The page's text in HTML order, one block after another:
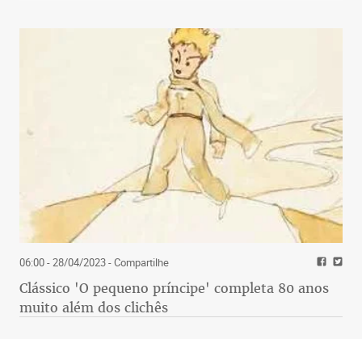
06:00 - 28/04/2023- Compartilhe
Clássico 'O pequeno príncipe' completa 80 anos
muito além dos clichês